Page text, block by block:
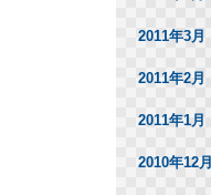
2011年3月
2011年2月
2011年1月
2010年12月